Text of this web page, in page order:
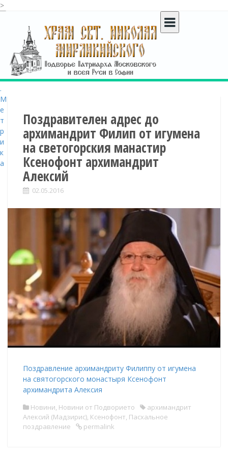
>
c
o
n
t
e
n
t
Поздравителен адрес до
архимандрит Филип от игумена
на светогорския манастир
Ксенофонт архимандрит
Алексий
02.05.2016
Поздравление архимандриту Филиппу от игумена
на святогорского монастыря Ксенофонт
архимандрита Алексия
Новини, Новини от Подворието
архимандрит
Алексий (Мадзирис), Ксенофонт, Пасхальное
поздравление
permalink